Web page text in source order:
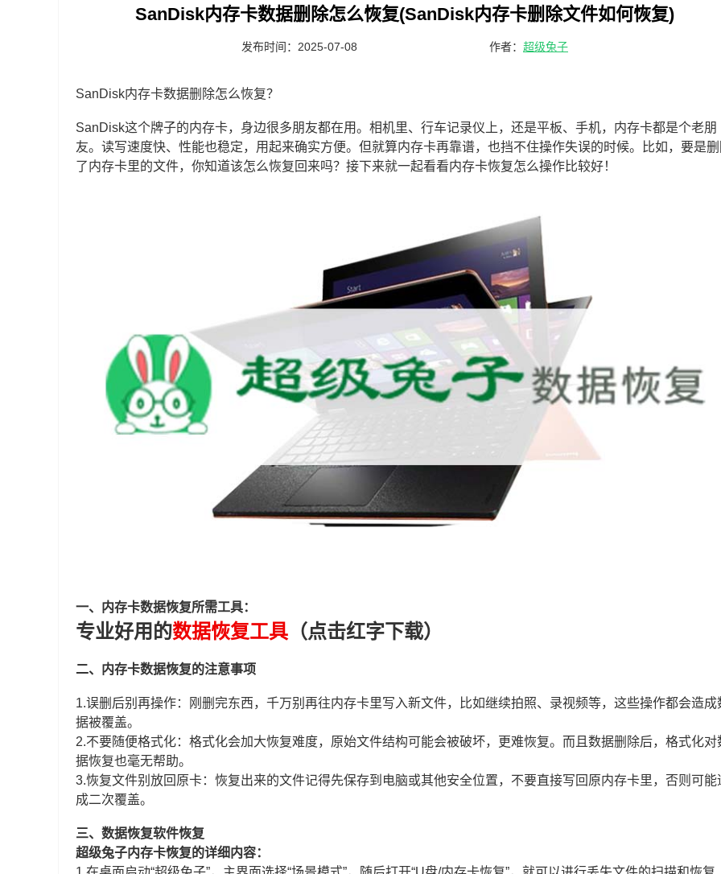
SanDisk内存卡数据删除怎么恢复(SanDisk内存卡删除文件如何恢复)
发布时间：2025-07-08 作者： 超级兔子
SanDisk内存卡数据删除怎么恢复？
SanDisk这个牌子的内存卡，身边很多朋友都在用。相机里、行车记录仪上，还是平板、手机，内存卡都是个老朋
友。读写速度快、性能也稳定，用起来确实方便。但就算内存卡再靠谱，也挡不住操作失误的时候。比如，要是
了内存卡里的文件，你知道该怎么恢复回来吗？接下来就一起看看内存卡恢复怎么操作比较好！
一、内存卡数据恢复所需工具：
专业好用的数据恢复工具 （点击红字下载）
二、内存卡数据恢复的注意事项
1.误删后别再操作：刚删完东西，千万别再往内存卡里写入新文件，比如继续拍照、录视频等，这些操作都会造成
据被覆盖。
2.不要随便格式化：格式化会加大恢复难度，原始文件结构可能会被破坏，更难恢复。而且数据删除后，格式化对
据恢复也毫无帮助。
3.恢复文件别放回原卡：恢复出来的文件记得先保存到电脑或其他安全位置，不要直接写回原内存卡里，否则可能
成二次覆盖。
三、数据恢复软件恢复
超级兔子内存卡恢复的详细内容：